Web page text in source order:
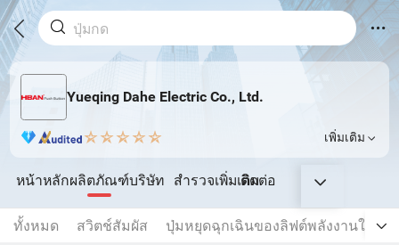
Yueqing Dahe Electric Co., Ltd.
เพิ่มเติม
หน้าหลักผลิตภัณฑ์บริษัท สำรวจเพิ่มเติมติดต่อ
ทั้งหมด สวิตช์สัมผัส ปุ่มหยุดฉุกเฉินของลิฟต์พลังงานใหม่